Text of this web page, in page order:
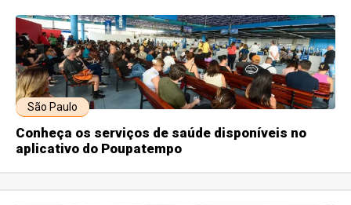
São Paulo
Conheça os serviços de saúde disponíveis no
aplicativo do Poupatempo